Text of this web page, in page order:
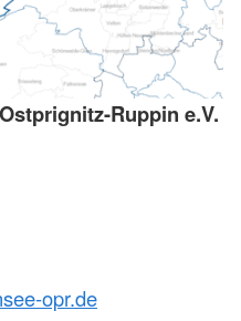
Ruppin e.V.
opr.de